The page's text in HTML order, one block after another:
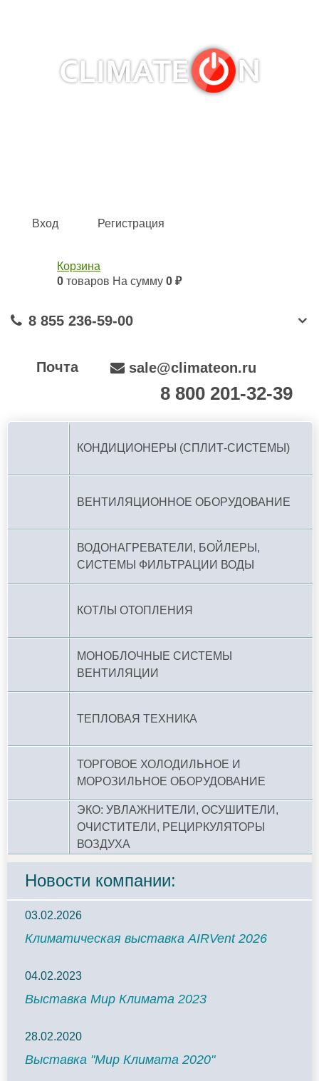
Вход Регистрация
Корзина
0 товаров На сумму 0 ₽
8 855 236-59-00
Почта sale@climateon.ru
8 800 201-32-39
КОНДИЦИОНЕРЫ (СПЛИТ-СИСТЕМЫ)
ВЕНТИЛЯЦИОННОЕ ОБОРУДОВАНИЕ
ВОДОНАГРЕВАТЕЛИ, БОЙЛЕРЫ,
СИСТЕМЫ ФИЛЬТРАЦИИ ВОДЫ
КОТЛЫ ОТОПЛЕНИЯ
МОНОБЛОЧНЫЕ СИСТЕМЫ
ВЕНТИЛЯЦИИ
ТЕПЛОВАЯ ТЕХНИКА
ТОРГОВОЕ ХОЛОДИЛЬНОЕ И
МОРОЗИЛЬНОЕ ОБОРУДОВАНИЕ
ЭКО: УВЛАЖНИТЕЛИ, ОСУШИТЕЛИ,
ОЧИСТИТЕЛИ, РЕЦИРКУЛЯТОРЫ
ВОЗДУХА
Новости компании:
03.02.2026
Климатическая выставка AIRVent 2026
04.02.2023
Выставка Мир Климата 2023
28.02.2020
Выставка "Мир Климата 2020"